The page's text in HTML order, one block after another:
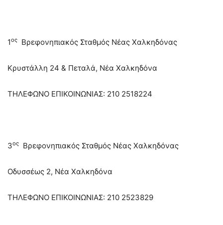
1ος Βρεφονηπιακός Σταθμός Νέας Χαλκηδόνας
Κρυστάλλη 24 & Πεταλά, Νέα Χαλκηδόνα
ΤΗΛΕΦΩΝΟ ΕΠΙΚΟΙΝΩΝΙΑΣ: 210 2518224
3ος Βρεφονηπιακός Σταθμός Νέας Χαλκηδόνας
Οδυσσέως 2, Νέα Χαλκηδόνα
ΤΗΛΕΦΩΝΟ ΕΠΙΚΟΙΝΩΝΙΑΣ: 210 2523829